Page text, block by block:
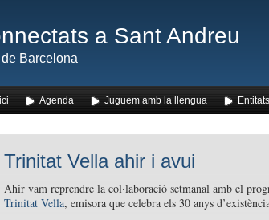
a Sant Andreu
Barcelona
Agenda Juguem amb la llengua Entitats
Trinitat Vella ahir i avui
Ahir vam reprendre la col·laboració setmanal amb el
Trinitat Vella, emisora que celebra els 30 anys